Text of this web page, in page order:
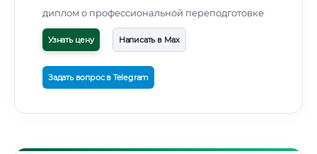
диплом о профессиональной переподготовке
Узнать цену Написать в Max
Задать вопрос в Telegram